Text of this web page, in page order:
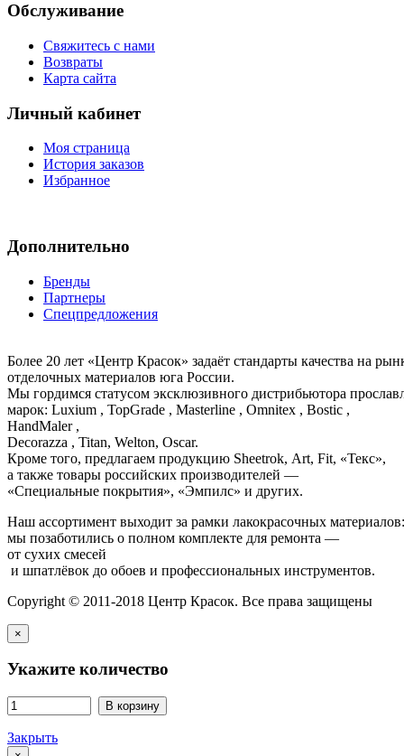
Обслуживание
Свяжитесь с нами
Возвраты
Карта сайта
Личный кабинет
Моя страница
История заказов
Избранное
Дополнительно
Бренды
Партнеры
Спецпредложения
Более 20 лет «Центр Красок» задаёт стандарты качества на
отделочных материалов юга России.
Мы гордимся статусом эксклюзивного дистрибьютора
марок: Luxium , TopGrade , Masterline , Omnitex , Bostic ,
HandMaler ,
Decorazza , Titan, Welton, Oscar.
Кроме того, предлагаем продукцию Sheetrok, Art, Fit, «Текс»,
а также товары российских производителей —
«Специальные покрытия», «Эмпилс» и других.
Наш ассортимент выходит за рамки лакокрасочных
мы позаботились о полном комплекте для ремонта —
от сухих смесей
и шпатлёвок до обоев и профессиональных инструментов.
Copyright © 2011-2018 Центр Красок. Все права защищены
×
Укажите количество
В корзину
Закрыть